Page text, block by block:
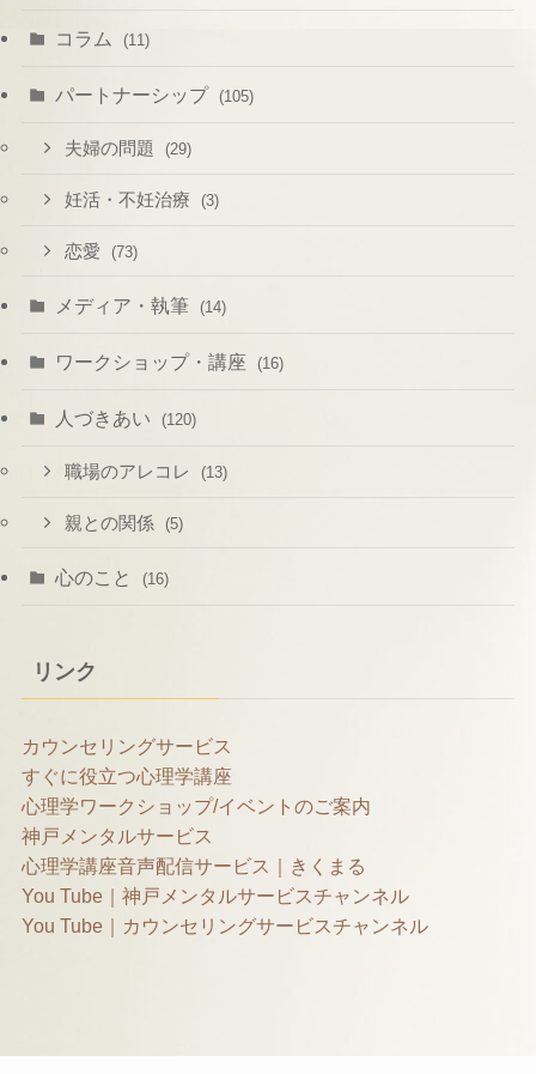
コラム (11)
パートナーシップ (105)
夫婦の問題 (29)
妊活・不妊治療 (3)
恋愛 (73)
メディア・執筆 (14)
ワークショップ・講座 (16)
人づきあい (120)
職場のアレコレ (13)
親との関係 (5)
心のこと (16)
リンク
カウンセリングサービス
すぐに役立つ心理学講座
心理学ワークショップ/イベントのご案内
神戸メンタルサービス
心理学講座音声配信サービス｜きくまる
You Tube｜神戸メンタルサービスチャンネル
You Tube｜カウンセリングサービスチャンネル